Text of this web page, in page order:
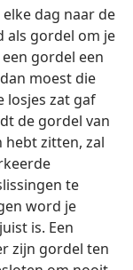
dag naar de
als gordel om je
gordel een
moest die
losjes zat gaf
de gordel van
hebt zitten, zal
te
word je
is. Een
zijn gordel ten